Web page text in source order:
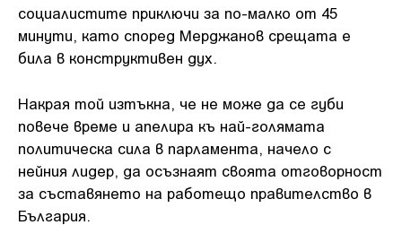
социалистите приключи за по-малко от 45
минути, като според Мерджанов срещата е
била в конструктивен дух.
Накрая той изтъкна, че не може да се губи
повече време и апелира къ най-голямата
политическа сила в парламента, начело с
нейния лидер, да осъзнаят своята отговорност
за съставянето на работещо правителство в
България.